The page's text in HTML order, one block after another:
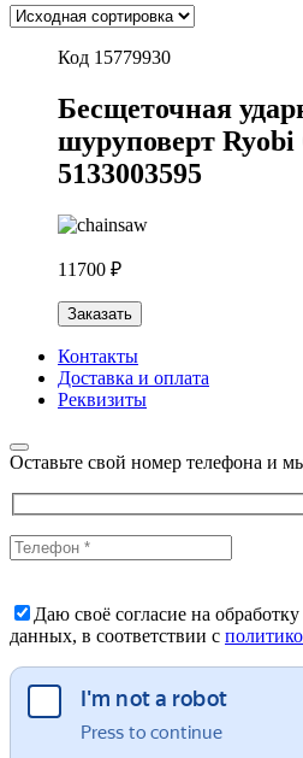
Код 15779930
Бесщеточная
шуруповерт Ryobi
5133003595
11700 ₽
Заказать
Контакты
Доставка и оплата
Реквизиты
Оставьте свой номер телефона и
Даю своё согласие на
данных, в соответствии с